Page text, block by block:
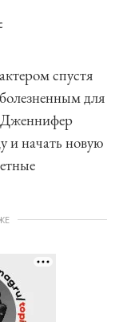
спустя
для
и начать новую